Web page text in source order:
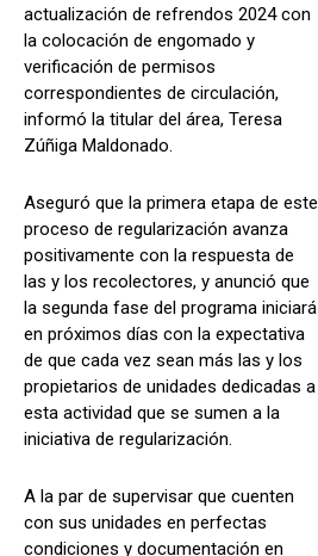
actualización de refrendos 2024 con
la colocación de engomado y
verificación de permisos
correspondientes de circulación,
informó la titular del área, Teresa
Zúñiga Maldonado.
Aseguró que la primera etapa de este
proceso de regularización avanza
positivamente con la respuesta de
las y los recolectores, y anunció que
la segunda fase del programa iniciará
en próximos días con la expectativa
de que cada vez sean más las y los
propietarios de unidades dedicadas a
esta actividad que se sumen a la
iniciativa de regularización.
A la par de supervisar que cuenten
con sus unidades en perfectas
condiciones y documentación en